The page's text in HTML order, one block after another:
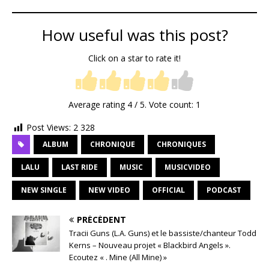
How useful was this post?
Click on a star to rate it!
Average rating 4 / 5. Vote count: 1
Post Views: 2 328
ALBUM CHRONIQUE CHRONIQUES
LALU LAST RIDE MUSIC MUSICVIDEO
NEW SINGLE NEW VIDEO OFFICIAL PODCAST
PRÉCÉDENT
Tracii Guns (L.A. Guns) et le bassiste/chanteur Todd
Kerns – Nouveau projet « Blackbird Angels ».
Ecoutez « . Mine (All Mine) »